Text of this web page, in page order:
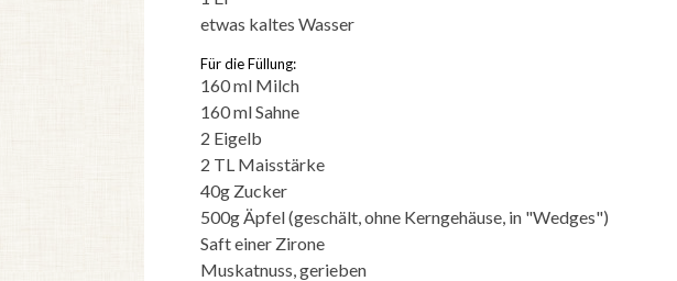
etwas kaltes Wasser
Für die Füllung:
160 ml Milch
160 ml Sahne
2 Eigelb
2 TL Maisstärke
40g Zucker
500g Äpfel (geschält, ohne Kerngehäuse, in "Wedges")
Saft einer Zirone
Muskatnuss, gerieben